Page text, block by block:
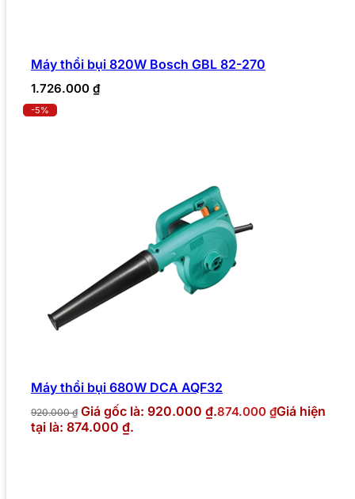
Máy thổi bụi 820W Bosch GBL 82-270
1.726.000 ₫
-5%
Máy thổi bụi 680W DCA AQF32
920.000₫ Giá gốc là: 920.000 ₫.874.000 ₫Giá hiện
tại là: 874.000 ₫.